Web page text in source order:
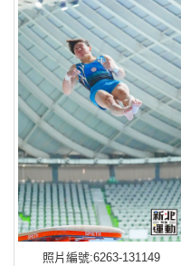
照片編號:6263-131149